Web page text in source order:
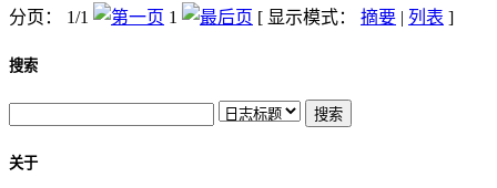
分页： 1/1
1 [ 显示模式： 摘要 | 列表 ]
搜索
关于